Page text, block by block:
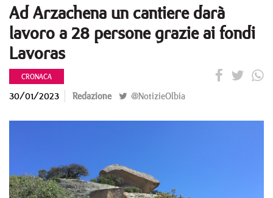
Ad Arzachena un cantiere darà
lavoro a 28 persone grazie ai fondi
Lavoras
CRONACA
30/01/2023 Redazione @NotizieOlbia